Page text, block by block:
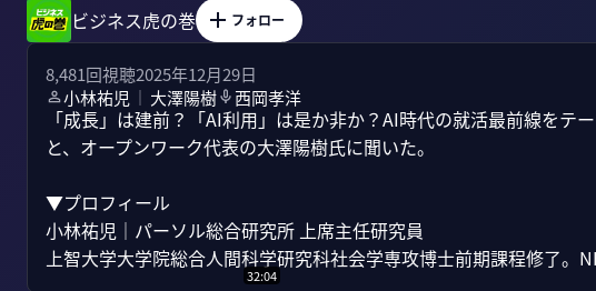
ビジネス虎の巻 フォロー
8,481回視聴2025年12月29日
小林祐児 ｜ 大澤陽樹 西岡孝洋
「成長」は建前？「AI利用」は是か非か？AI時代の就活最前線をテ
と、オープンワーク代表の大澤陽樹氏に聞いた。
▼プロフィール
小林祐児｜パーソル総合研究所 上席主任研究員
上智大学大学院総合人間科学研究科社会学専攻博士前期課程修了。
32:04